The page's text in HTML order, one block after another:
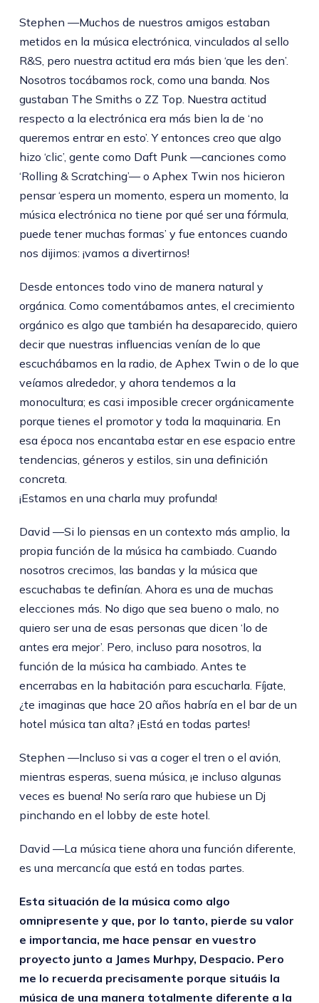
Stephen —Muchos de nuestros amigos estaban
metidos en la música electrónica, vinculados al sello
R&S, pero nuestra actitud era más bien ‘que les den’.
Nosotros tocábamos rock, como una banda. Nos
gustaban The Smiths o ZZ Top. Nuestra actitud
respecto a la electrónica era más bien la de ‘no
queremos entrar en esto’. Y entonces creo que algo
hizo ‘clic’, gente como Daft Punk —canciones como
‘Rolling & Scratching’— o Aphex Twin nos hicieron
pensar ‘espera un momento, espera un momento, la
música electrónica no tiene por qué ser una fórmula,
puede tener muchas formas’ y fue entonces cuando
nos dijimos: ¡vamos a divertirnos!
Desde entonces todo vino de manera natural y
orgánica. Como comentábamos antes, el crecimiento
orgánico es algo que también ha desaparecido, quiero
decir que nuestras influencias venían de lo que
escuchábamos en la radio, de Aphex Twin o de lo que
veíamos alrededor, y ahora tendemos a la
monocultura; es casi imposible crecer orgánicamente
porque tienes el promotor y toda la maquinaria. En
esa época nos encantaba estar en ese espacio entre
tendencias, géneros y estilos, sin una definición
concreta.
¡Estamos en una charla muy profunda!
David —Si lo piensas en un contexto más amplio, la
propia función de la música ha cambiado. Cuando
nosotros crecimos, las bandas y la música que
escuchabas te definían. Ahora es una de muchas
elecciones más. No digo que sea bueno o malo, no
quiero ser una de esas personas que dicen ‘lo de
antes era mejor’. Pero, incluso para nosotros, la
función de la música ha cambiado. Antes te
encerrabas en la habitación para escucharla. Fíjate,
¿te imaginas que hace 20 años habría en el bar de un
hotel música tan alta? ¡Está en todas partes!
Stephen —Incluso si vas a coger el tren o el avión,
mientras esperas, suena música, ¡e incluso algunas
veces es buena! No sería raro que hubiese un Dj
pinchando en el lobby de este hotel.
David —La música tiene ahora una función diferente,
es una mercancía que está en todas partes.
Esta situación de la música como algo
omnipresente y que, por lo tanto, pierde su valor
e importancia, me hace pensar en vuestro
proyecto junto a James Murhpy, Despacio. Pero
me lo recuerda precisamente porque situáis la
música de una manera totalmente diferente a la